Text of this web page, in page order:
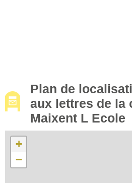
Plan de
aux lettres de la
Maixent L Ecole
+
−